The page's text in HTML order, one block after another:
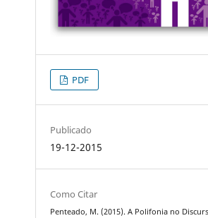
PDF
Publicado
19-12-2015
Como Citar
Penteado, M. (2015). A Polifonia no